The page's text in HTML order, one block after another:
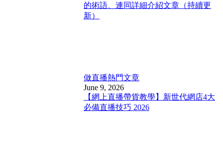
的術語、連同詳細介紹文章（持續更
新）
做直播熱門文章
June 9, 2026
【網上直播帶貨教學】新世代網店4大
必備直播技巧 2026